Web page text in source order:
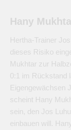
Hany
Hertha-Trainer
dieses Risiko
Mukhtar zur
0:1 im Rückstand
Eigengewächsen
scheint Hany
sein, den Jos
einbauen will.